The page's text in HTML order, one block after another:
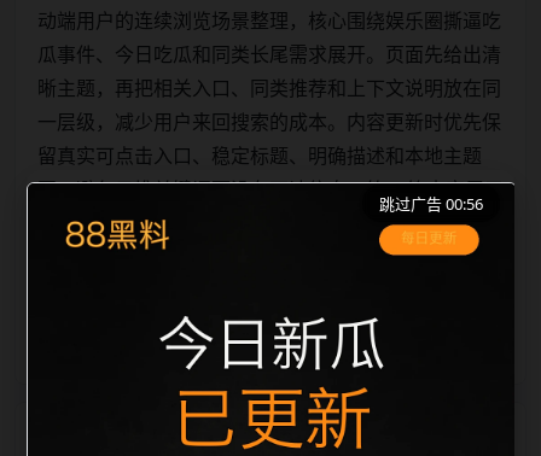
动端用户的连续浏览场景整理，核心围绕娱乐圈撕逼吃
瓜事件、今日吃瓜和同类长尾需求展开。页面先给出清
晰主题，再把相关入口、同类推荐和上下文说明放在同
一层级，减少用户来回搜索的成本。内容更新时优先保
留真实可点击入口、稳定标题、明确描述和本地主题
图，避免只堆关键词而没有可读信息。第15篇内容用于
补齐栏目深度，同时帮助 sitemap、栏目页、首页推荐
形成更自然的内链关系。图片说明统一绑定站点主关键
文、图片 alt、title 之
栏目内容归集
跳过广告 00:56